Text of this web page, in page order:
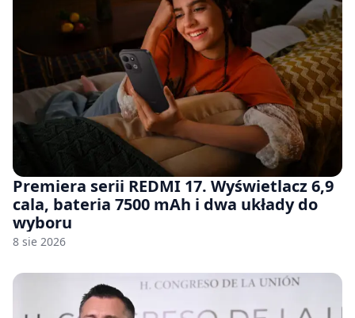
Premiera serii REDMI 17. Wyświetlacz 6,9
cala, bateria 7500 mAh i dwa układy do
wyboru
8 sie 2026